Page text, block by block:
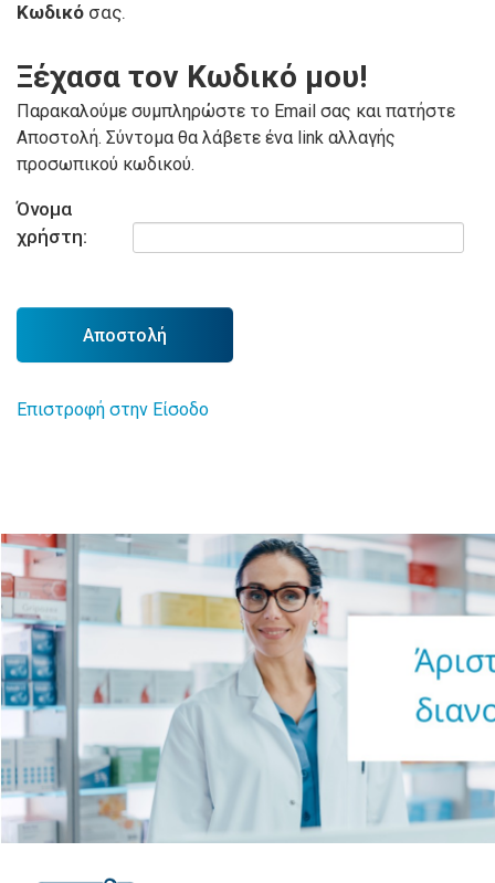
Κωδικό σας.
Ξέχασα τον Κωδικό μου!
Παρακαλούμε συμπληρώστε το Email σας και πατήστε
Αποστολή. Σύντομα θα λάβετε ένα link αλλαγής
προσωπικού κωδικού.
Όνομα
χρήστη:
Αποστολή
Επιστροφή στην Είσοδο